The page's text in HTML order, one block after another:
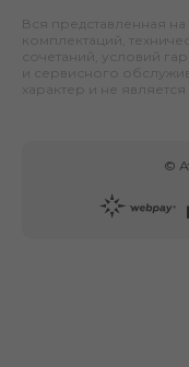
Вся представленная
комплектаций,
сочетаний, условий
и сервисного
характер и не
©